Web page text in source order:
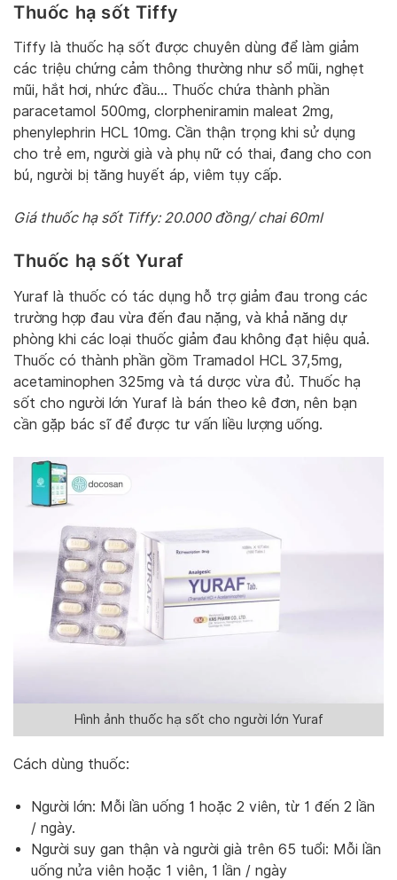
Thuốc hạ sốt Tiffy
Tiffy là thuốc hạ sốt được chuyên dùng để làm giảm
các triệu chứng cảm thông thường như sổ mũi, nghẹt
mũi, hắt hơi, nhức đầu… Thuốc chứa thành phần
paracetamol 500mg, clorpheniramin maleat 2mg,
phenylephrin HCL 10mg. Cần thận trọng khi sử dụng
cho trẻ em, người già và phụ nữ có thai, đang cho con
bú, người bị tăng huyết áp, viêm tụy cấp.
Giá thuốc hạ sốt Tiffy: 20.000 đồng/ chai 60ml
Thuốc hạ sốt Yuraf
Yuraf là thuốc có tác dụng hỗ trợ giảm đau trong các
trường hợp đau vừa đến đau nặng, và khả năng dự
phòng khi các loại thuốc giảm đau không đạt hiệu quả.
Thuốc có thành phần gồm Tramadol HCL 37,5mg,
acetaminophen 325mg và tá dược vừa đủ. Thuốc hạ
sốt cho người lớn Yuraf là bán theo kê đơn, nên bạn
cần gặp bác sĩ để được tư vấn liều lượng uống.
Hình ảnh thuốc hạ sốt cho người lớn Yuraf
Cách dùng thuốc:
Người lớn: Mỗi lần uống 1 hoặc 2 viên, từ 1 đến 2 lần
/ ngày.
Người suy gan thận và người già trên 65 tuổi: Mỗi lần
uống nửa viên hoặc 1 viên, 1 lần / ngày